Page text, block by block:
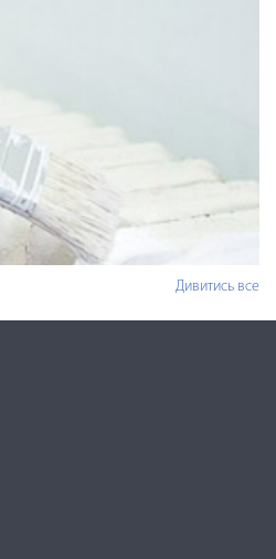
Дивитись все